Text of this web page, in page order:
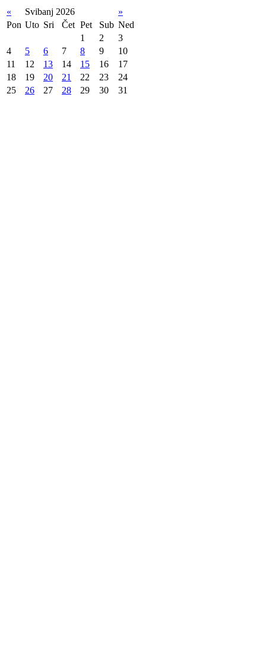
« Svibanj 2026
»
Pon Uto Sri Čet Pet Sub Ned
1
2
3
4
5 6 7 8 9
10
11
12 13 14 15 16
17
18
19 20 21 22 23
24
25
26 27 28 29 30 31